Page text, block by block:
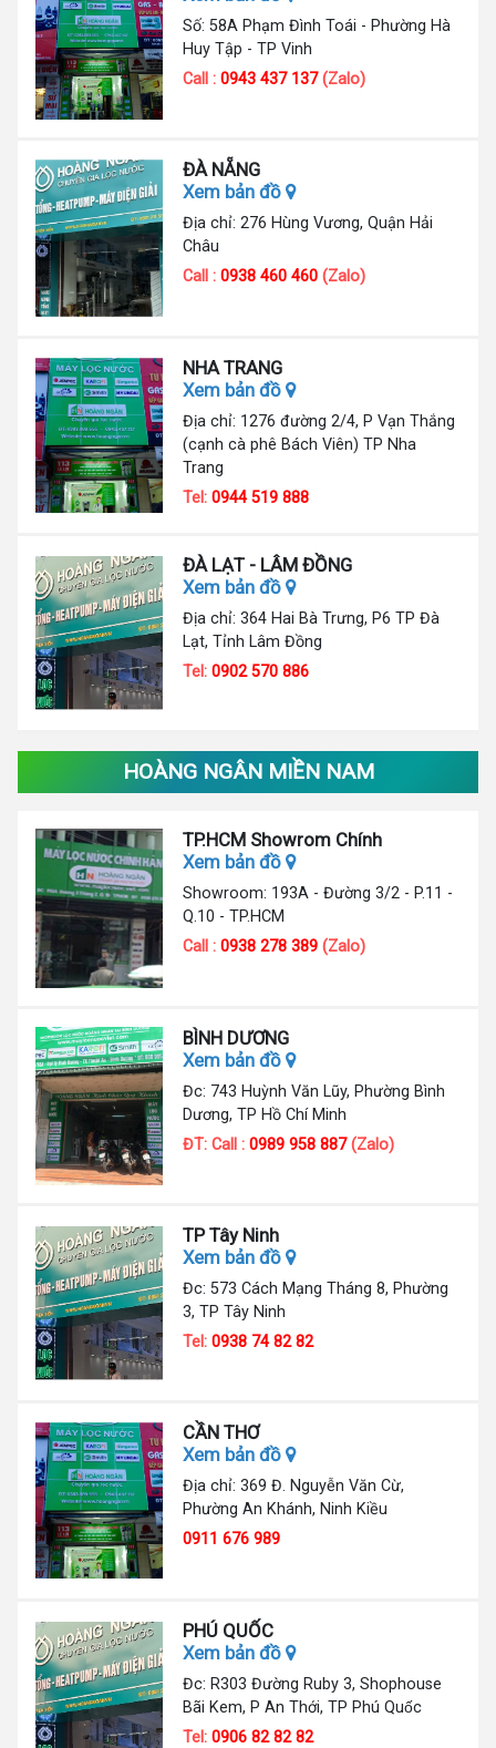
Số: 58A Phạm Đình Toái - Phường Hà
Huy Tập - TP Vinh
Call :0943 437 137(Zalo)
ĐÀ NẴNG
Xem bản đồ
Địa chỉ: 276 Hùng Vương, Quận Hải
Châu
Call :0938 460 460 (Zalo)
NHA TRANG
Xem bản đồ
Địa chỉ: 1276 đường 2/4, P Vạn Thắng
(cạnh cà phê Bách Viên) TP Nha
Trang
Tel:0944 519 888
ĐÀ LẠT - LÂM ĐỒNG
Xem bản đồ
Địa chỉ: 364 Hai Bà Trưng, P6 TP Đà
Lạt, Tỉnh Lâm Đồng
Tel:0902 570 886
HOÀNG NGÂN MIỀN NAM
TP.HCM Showrom Chính
Xem bản đồ
Showroom: 193A - Đường 3/2 - P.11 -
Q.10 - TP.HCM
Call :0938 278 389(Zalo)
BÌNH DƯƠNG
Xem bản đồ
Đc: 743 Huỳnh Văn Lũy, Phường Bình
Dương, TP Hồ Chí Minh
ĐT: Call :0989 958 887(Zalo)
TP Tây Ninh
Xem bản đồ
Đc: 573 Cách Mạng Tháng 8, Phường
3, TP Tây Ninh
Tel:0938 74 82 82
CẦN THƠ
Xem bản đồ
Địa chỉ: 369 Đ. Nguyễn Văn Cừ,
Phường An Khánh, Ninh Kiều
0911 676 989
PHÚ QUỐC
Xem bản đồ
Đc: R303 Đường Ruby 3, Shophouse
Bãi Kem, P An Thới, TP Phú Quốc
Tel:0906 82 82 82